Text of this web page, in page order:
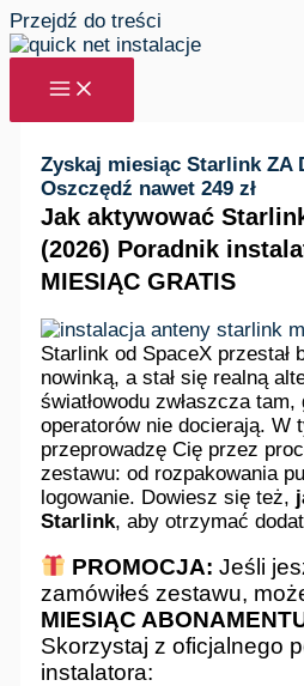
Przejdź do treści
Zyskaj miesiąc Starlink ZA
Oszczędź nawet 249 zł
Jak aktywować
(2026) Poradnik
MIESIĄC GRATIS
Starlink od SpaceX przestał
nowinką, a stał się realną
światłowodu zwłaszcza
operatorów nie docierają. W
przeprowadzę Cię przez
zestawu: od rozpakowania
logowanie. Dowiesz się też,
Starlink, aby otrzymać
PROMOCJA: Jeśli
zamówiłeś zestawu,
MIESIĄC
Skorzystaj z oficjalnego
instalatora: